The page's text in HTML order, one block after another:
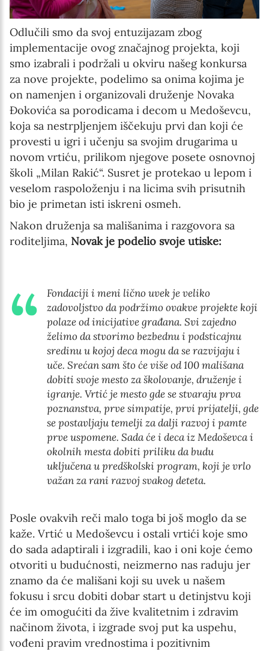
Odlučili smo da svoj entuzijazam zbog
implementacije ovog značajnog projekta, koji
smo izabrali i podržali u okviru našeg konkursa
za nove projekte, podelimo sa onima kojima je
on namenjen i organizovali druženje Novaka
Đokovića sa porodicama i decom u Medoševcu,
koja sa nestrpljenjem iščekuju prvi dan koji će
provesti u igri i učenju sa svojim drugarima u
novom vrtiću, prilikom njegove posete osnovnoj
školi „Milan Rakić“. Susret je protekao u lepom i
veselom raspoloženju i na licima svih prisutnih
bio je primetan isti iskreni osmeh.
Nakon druženja sa mališanima i razgovora sa
roditeljima, Novak je podelio svoje utiske:
Fondaciji i meni lično uvek je veliko
zadovoljstvo da podržimo ovakve projekte koji
polaze od inicijative građana. Svi zajedno
želimo da stvorimo bezbednu i podsticajnu
sredinu u kojoj deca mogu da se razvijaju i
uče. Srećan sam što će više od 100 mališana
dobiti svoje mesto za školovanje, druženje i
igranje. Vrtić je mesto gde se stvaraju prva
poznanstva, prve simpatije, prvi prijatelji, gde
se postavljaju temelji za dalji razvoj i pamte
prve uspomene. Sada će i deca iz Medoševca i
okolnih mesta dobiti priliku da budu
uključena u predškolski program, koji je vrlo
važan za rani razvoj svakog deteta.
Posle ovakvih reči malo toga bi još moglo da se
kaže. Vrtić u Medoševcu i ostali vrtići koje smo
do sada adaptirali i izgradili, kao i oni koje ćemo
otvoriti u budućnosti, neizmerno nas raduju jer
znamo da će mališani koji su uvek u našem
fokusu i srcu dobiti dobar start u detinjstvu koji
će im omogućiti da žive kvalitetnim i zdravim
načinom života, i izgrade svoj put ka uspehu,
vođeni pravim vrednostima i pozitivnim